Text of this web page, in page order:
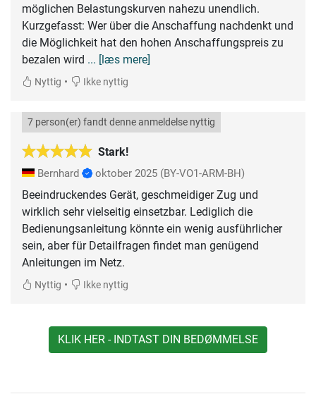
möglichen Belastungskurven nahezu unendlich.
Kurzgefasst: Wer über die Anschaffung nachdenkt und
die Möglichkeit hat den hohen Anschaffungspreis zu
bezalen wird ... [læs mere]
Nyttig • Ikke nyttig
Stark!
7 person(er) fandt denne anmeldelse nyttig
Bernhard oktober 2025 (BY-VO1-ARM-BH)
Beeindruckendes Gerät, geschmeidiger Zug und
wirklich sehr vielseitig einsetzbar. Lediglich die
Bedienungsanleitung könnte ein wenig ausführlicher
sein, aber für Detailfragen findet man genügend
Anleitungen im Netz.
Nyttig • Ikke nyttig
KLIK HER - INDTAST DIN BEDØMMELSE